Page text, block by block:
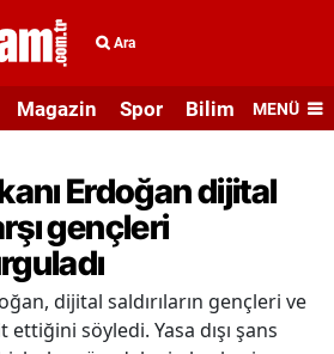
Ara
Magazin Spor Bilim veMENÜ
Erdoğan dijital
gençleri
dijital saldırıların gençleri ve
söyledi. Yasa dışı şans